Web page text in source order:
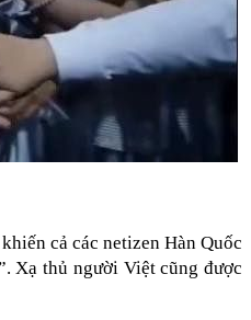
cả các netizen Hàn Quốc
Xạ thủ người Việt cũng được